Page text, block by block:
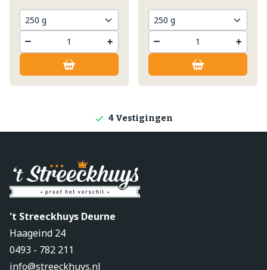
Lokale producten
4 Vestigingen
't Streeckhuys Deurne
Haageind 24
0493 - 782 211
info@streeckhuys.nl